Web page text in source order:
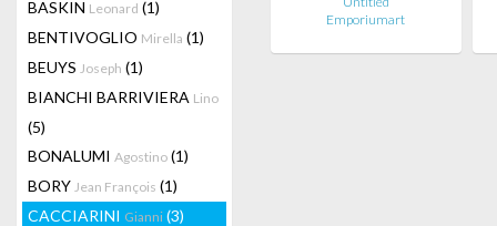
BASKIN Leonard (1)
BENTIVOGLIO Mirella (1)
BEUYS Joseph (1)
BIANCHI BARRIVIERA Lino
(5)
BONALUMI Agostino (1)
BORY Jean François (1)
CACCIARINI Gianni (3)
Emporiumart